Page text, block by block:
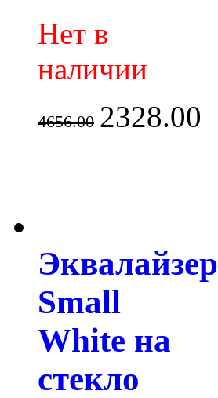
Нет в
наличии
4656.00 2328.00
Эквалайзер
Small
White на
стекло